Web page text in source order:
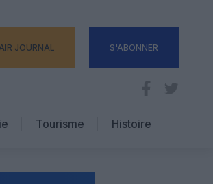
JOURNAL S'ABONNER
Tourisme
Hôtellerie
Histoire